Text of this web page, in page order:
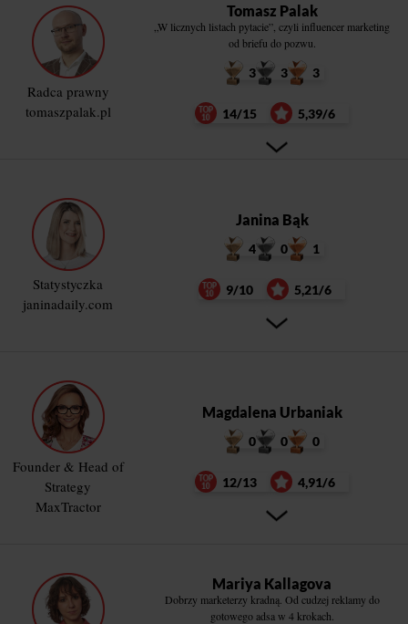
Radca prawny
tomaszpalak.pl
Tomasz Palak
„W licznych listach pytacie”, czyli influencer marketing
od briefu do pozwu.
3 3 3
14/15 5,39/6
Statystyczka
janinadaily.com
Janina Bąk
4 0 1
9/10 5,21/6
Founder & Head of
Strategy
MaxTractor
Magdalena Urbaniak
0 0 0
12/13 4,91/6
Mariya Kallagova
Dobrzy marketerzy kradną. Od cudzej reklamy do
gotowego adsa w 4 krokach.